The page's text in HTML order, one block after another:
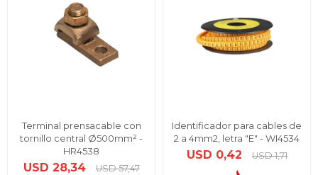
Terminal prensacable con
tornillo central Ø500mm² -
HR4538
USD 28,34 USD 57,47
Identificador para cables de
2 a 4mm2, letra "E" - WI4534
USD 0,42 USD 1,71